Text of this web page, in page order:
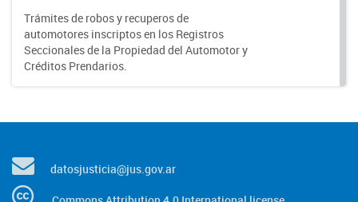
Trámites de robos y recuperos de
automotores inscriptos en los Registros
Seccionales de la Propiedad del Automotor y
Créditos Prendarios.
datosjusticia@jus.gov.ar